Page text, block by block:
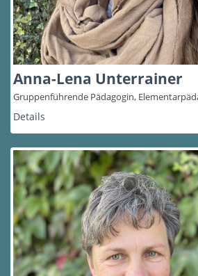
Anna-Lena Unterrainer
Gruppenführende Pädagogin,
Details